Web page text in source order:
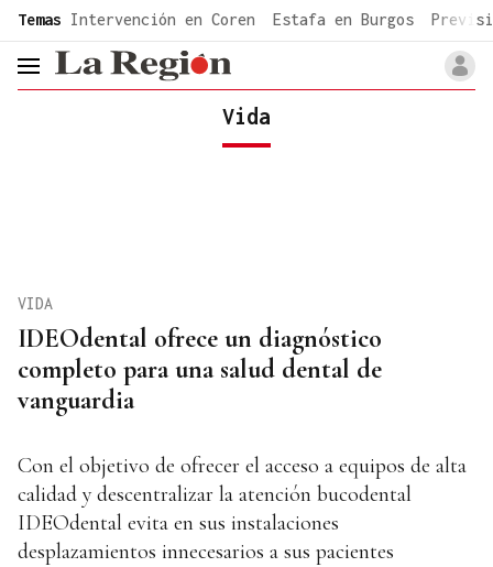
common.go-to-content
Temas Intervención en Coren Estafa en Burgos
header.menu.open
Vida
IDEOdental ofrece un diagnóstico
completo para una salud dental de
vanguardia
VIDA
Con el objetivo de ofrecer el acceso a equipos de alta
calidad y descentralizar la atención bucodental
IDEOdental evita en sus instalaciones
desplazamientos innecesarios a sus pacientes